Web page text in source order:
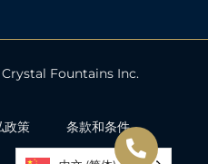
o
k
d
n
Fountains Inc.
政策 条款和条件